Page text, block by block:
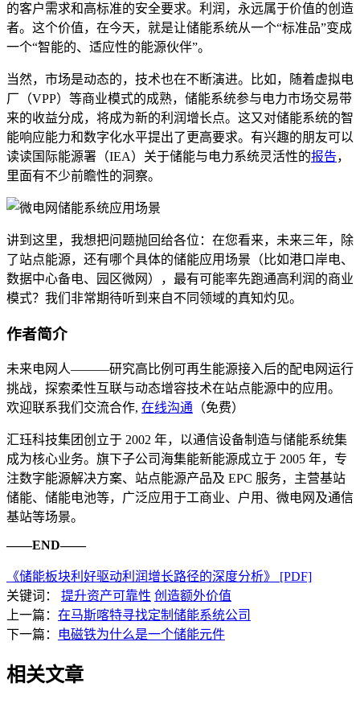
的客户需求和高标准的安全要求。利润，永远属于价值的创造
者。这个价值，在今天，就是让储能系统从一个“标准品”变成
一个“智能的、适应性的能源伙伴”。
当然，市场是动态的，技术也在不断演进。比如，随着虚拟电
厂（VPP）等商业模式的成熟，储能系统参与电力市场交易带
来的收益分成，将成为新的利润增长点。这又对储能系统的智
能响应能力和数字化水平提出了更高要求。有兴趣的朋友可以
读读国际能源署（IEA）关于储能与电力系统灵活性的报告，
里面有不少前瞻性的洞察。
讲到这里，我想把问题抛回给各位：在您看来，未来三年，除
了站点能源，还有哪个具体的储能应用场景（比如港口岸电、
数据中心备电、园区微网），最有可能率先跑通高利润的商业
模式？我们非常期待听到来自不同领域的真知灼见。
作者简介
未来电网人———研究高比例可再生能源接入后的配电网运行
挑战，探索柔性互联与动态增容技术在站点能源中的应用。
欢迎联系我们交流合作, 在线沟通 （免费）
汇珏科技集团创立于 2002 年，以通信设备制造与储能系统集
成为核心业务。旗下子公司海集能新能源成立于 2005 年，专
注数字能源解决方案、站点能源产品及 EPC 服务，主营基站
储能、储能电池等，广泛应用于工商业、户用、微电网及通信
基站等场景。
——END——
《储能板块利好驱动利润增长路径的深度分析》 [PDF]
关键词： 提升资产可靠性 创造额外价值
上一篇： 在马斯喀特寻找定制储能系统公司
下一篇：
电磁铁为什么是一个储能元件
相关文章